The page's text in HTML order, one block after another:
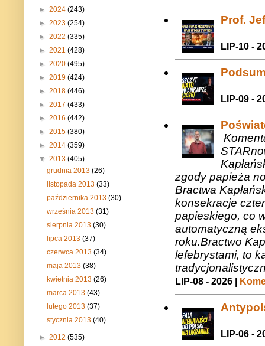
Prof.
LIP-10 -
LIP-09 -
zgody papieża
Bractwa
konsekracje
papieskiego, co
automatyczną
roku.Bractwo
lefebrystami, to
LIP-08 - 2026 |
LIP-06 -
► 2024 (243)
► 2023 (254)
► 2022 (335)
► 2021 (428)
► 2020 (495)
► 2019 (424)
► 2018 (446)
► 2017 (433)
► 2016 (442)
► 2015 (380)
► 2014 (359)
▼ 2013 (405)
grudnia 2013(26)
listopada 2013(33)
października 2013(30)
września 2013(31)
sierpnia 2013(30)
lipca 2013(37)
czerwca 2013(34)
maja 2013(38)
kwietnia 2013(26)
marca 2013(43)
lutego 2013(37)
stycznia 2013(40)
► 2012 (535)